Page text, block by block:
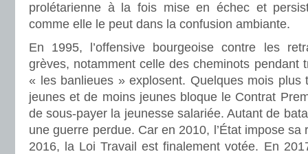
prolétarienne à la fois mise en échec et
comme elle le peut dans la confusion ambiante.
En 1995, l’offensive bourgeoise contre les
grèves, notamment celle des cheminots pendant
« les banlieues » explosent. Quelques mois plus
jeunes et de moins jeunes bloque le Contrat
de sous-payer la jeunesse salariée. Autant de
une guerre perdue. Car en 2010, l’État impose
2016, la Loi Travail est finalement votée. En